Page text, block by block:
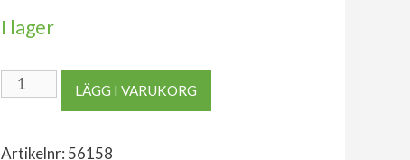
I lager
Fate/Grand
Order
Try-
LÄGG I VARUKORG
Artikelnr: 56158